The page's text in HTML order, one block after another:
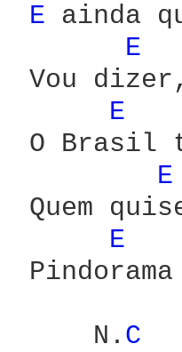
E ainda
E
Vou
E
O Brasil
E
Quem
E
     N.
C